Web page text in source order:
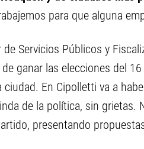
para que alguna
de Servicios Públicos y
ganar las elecciones del
ciudad. En Cipolletti va a
de la política, sin grietas.
presentando